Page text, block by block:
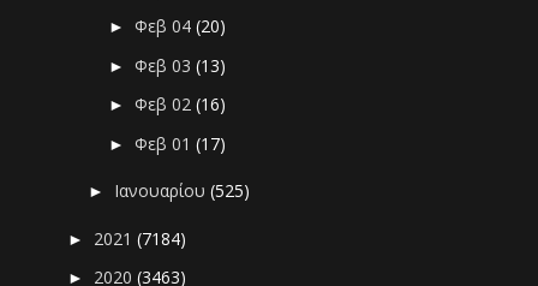
►Φεβ 04(20)
►Φεβ 03(13)
►Φεβ 02(16)
►Φεβ 01(17)
► Ιανουαρίου(525)
► 2021(7184)
► 2020(3463)